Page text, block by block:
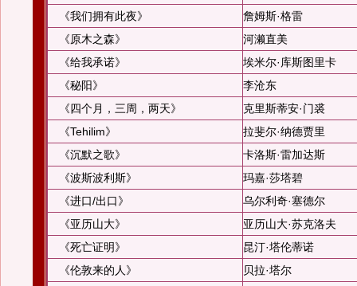
《我们拥有此夜》
詹姆斯·格雷
《原木之森》
河濑直美
《给我承诺》
埃米尔·库斯图里卡
《秘阳》
李沧东
《四个月，三周，两天》
克里斯蒂安·门裘
《Tehilim》
拉斐尔·纳德贾里
《沉默之歌》
卡洛斯·雷加达斯
《波斯波利斯》
玛嘉·莎塔碧
《进口/出口》
乌尔利奇·塞德尔
《亚历山大》
亚历山大·苏克洛夫
《死亡证明》
昆汀·塔伦蒂诺
《伦敦来的人》
贝拉·塔尔